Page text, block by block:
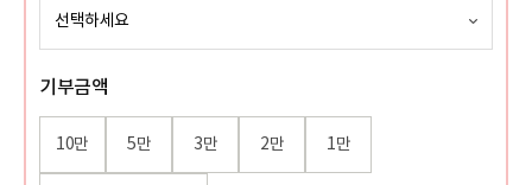
기부금액
10만 5만 3만 2만 1만